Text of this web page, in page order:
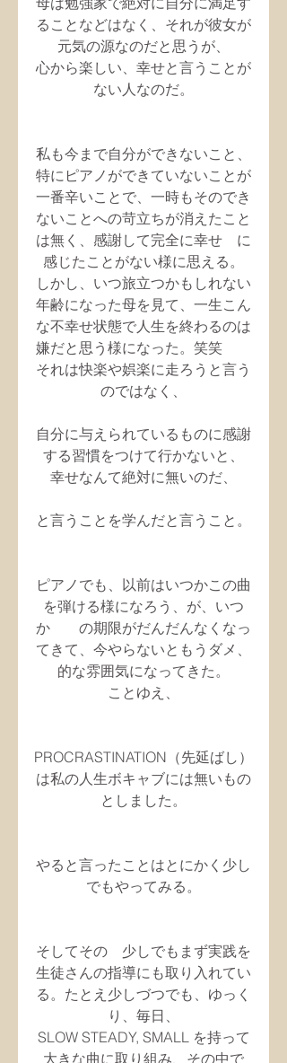
ることなどはなく、それが彼女が
元気の源なのだと思うが、
心から楽しい、幸せと言うことが
ない人なのだ。
私も今まで自分ができないこと、
特にピアノができていないことが
一番辛いことで、一時もそのでき
ないことへの苛立ちが消えたこと
は無く、感謝して完全に幸せ　に
感じたことがない様に思える。
しかし、いつ旅立つかもしれない
年齢になった母を見て、一生こん
な不幸せ状態で人生を終わるのは
嫌だと思う様になった。笑笑
それは快楽や娯楽に走ろうと言う
のではなく、
自分に与えられているものに感謝
する習慣をつけて行かないと、
幸せなんて絶対に無いのだ、
と言うことを学んだと言うこと。
ピアノでも、以前はいつかこの曲
を弾ける様になろう、が、いつ
か　　の期限がだんだんなくなっ
てきて、今やらないともうダメ、
的な雰囲気になってきた。
ことゆえ、
PROCRASTINATION（先延ばし）
は私の人生ボキャブには無いもの
としました。
やると言ったことはとにかく少し
でもやってみる。
そしてその　少しでもまず実践を
生徒さんの指導にも取り入れてい
る。たとえ少しづつでも、ゆっく
り、毎日、
SLOW STEADY, SMALL を持って
大きな曲に取り組み、その中で